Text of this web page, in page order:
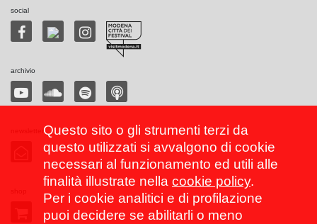
social
archivio
Questo sito o gli strumenti terzi da
questo utilizzati si avvalgono di cookie
necessari al funzionamento ed utili alle
finalità illustrate nella cookie policy.
Per i cookie analitici e di profilazione
puoi decidere se abilitarli o meno